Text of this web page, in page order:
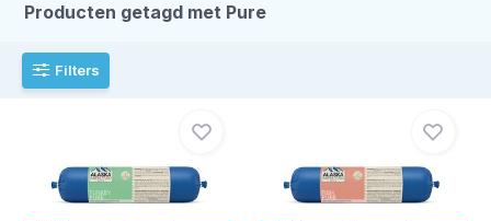
Producten getagd met Pure
Filters